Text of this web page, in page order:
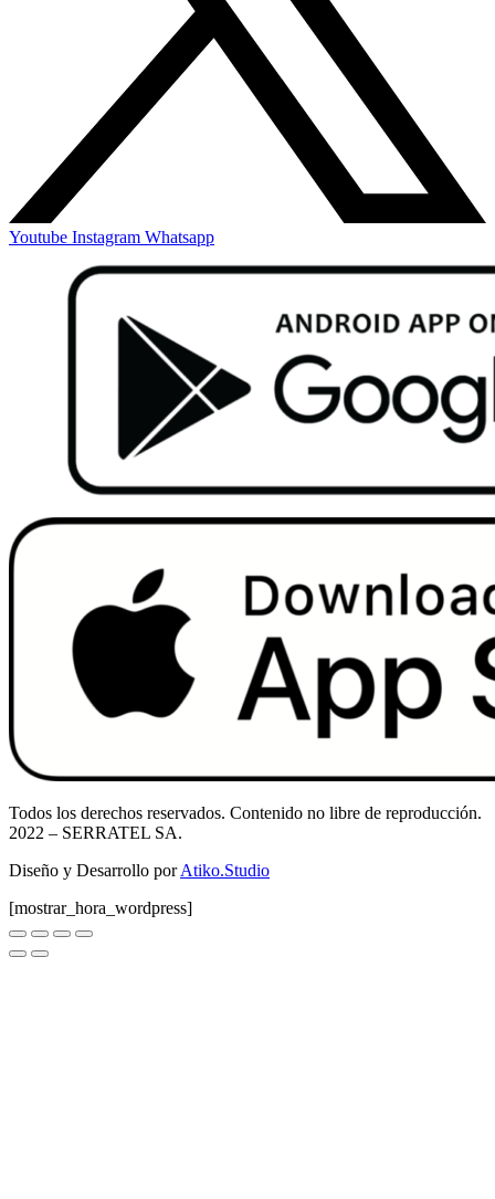
Youtube Instagram Whatsapp
Todos los derechos reservados. Contenido no libre de reproducción.
2022 – SERRATEL SA.
Diseño y Desarrollo porAtiko.Studio
[mostrar_hora_wordpress]